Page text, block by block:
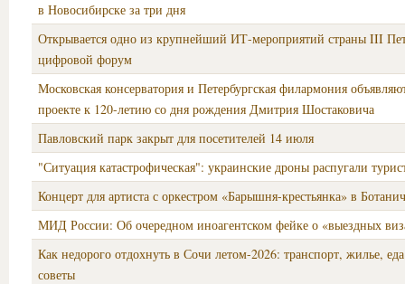
в Новосибирске за три дня
Открывается одно из крупнейший ИТ-мероприятий страны III
цифровой форум
Московская консерватория и Петербургская филармония
проекте к 120-летию со дня рождения Дмитрия Шостаковича
Павловский парк закрыт для посетителей 14 июля
"Ситуация катастрофическая": украинские дроны распугали
Концерт для артиста с оркестром «Барышня-крестьянка» в
МИД России: Об очередном иноагентском фейке о «выездных
Как недорого отдохнуть в Сочи летом-2026: транспорт, жилье,
советы